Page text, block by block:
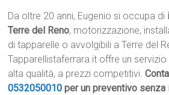
Da oltre 20 anni, Eugenio si occupa di
Terre del Reno, motorizzazione,
di tapparelle o avvolgibili a Terre del
Tapparellistaferrara.it offre un
alta qualità, a prezzi competitivi.
0532050010 per un preventivo senza